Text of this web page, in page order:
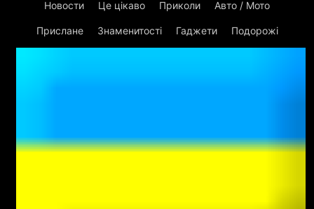
Новости Це цікаво Приколи Авто / Мото
Прислане Знаменитості Гаджети Подорожі